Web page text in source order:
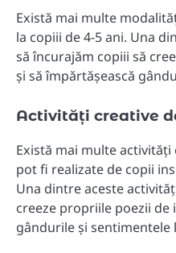
Există mai multe
la copiii de 4-5 ani. Una
să încurajăm copiii să
și să împărtășească
Activități creative
Există mai multe
pot fi realizate de copii
Una dintre aceste
creeze propriile poezii de
gândurile și sentimentele